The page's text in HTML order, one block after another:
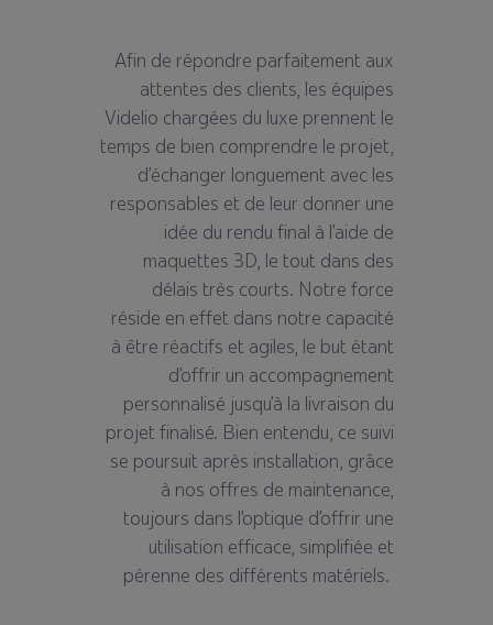
Afin de répondre parfaitement aux
attentes des clients, les équipes
Videlio chargées du luxe prennent le
temps de bien comprendre le projet,
d’échanger longuement avec les
responsables et de leur donner une
idée du rendu final à l’aide de
maquettes 3D, le tout dans des
délais très courts. Notre force
réside en effet dans notre capacité
à être réactifs et agiles, le but étant
d’offrir un accompagnement
personnalisé jusqu’à la livraison du
projet finalisé. Bien entendu, ce suivi
se poursuit après installation, grâce
à nos offres de maintenance,
toujours dans l’optique d’offrir une
utilisation efficace, simplifiée et
pérenne des différents matériels.